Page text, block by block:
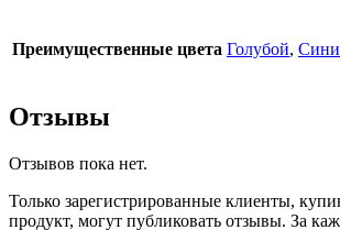
Преимущественные цвета Голубой,
Отзывы
Отзывов пока нет.
Только зарегистрированные клиенты,
продукт, могут публиковать отзывы. За